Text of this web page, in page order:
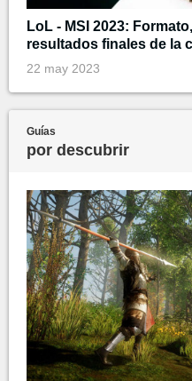
LoL - MSI 2023:
resultados finales de la
22 may 2023
Guías
por descubrir